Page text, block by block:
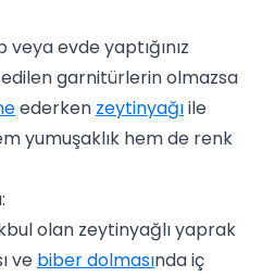
evde yaptığınız
garnitürlerin olmazsa
ederken zeytinyağıile
yumuşaklık hem de renk
olan zeytinyağlı yaprak
ve biber dolmasında iç